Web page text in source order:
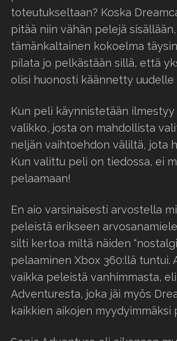
toteutukseltaan? Koska
pitää niin vähän pelejä
tämänkaltainen kokoelma
pilata jo pelkästään sillä, että
olisi huonosti käännetty uudelle
Kun peli käynnistetään
valikko, josta on mahdollista
neljän vaihtoehdon väliltä, jota
Kun valittu peli on tiedossa, ei
pelaamaan!
En aio varsinaisesti arvostella
peleistä erikseen
silti kertoa miltä näiden
pelaaminen Xbox 360:llä tuntui.
vaikka peleistä vanhimmasta,
Adventuresta, joka jäi myös
kaikkien aikojen myydyimmäksi